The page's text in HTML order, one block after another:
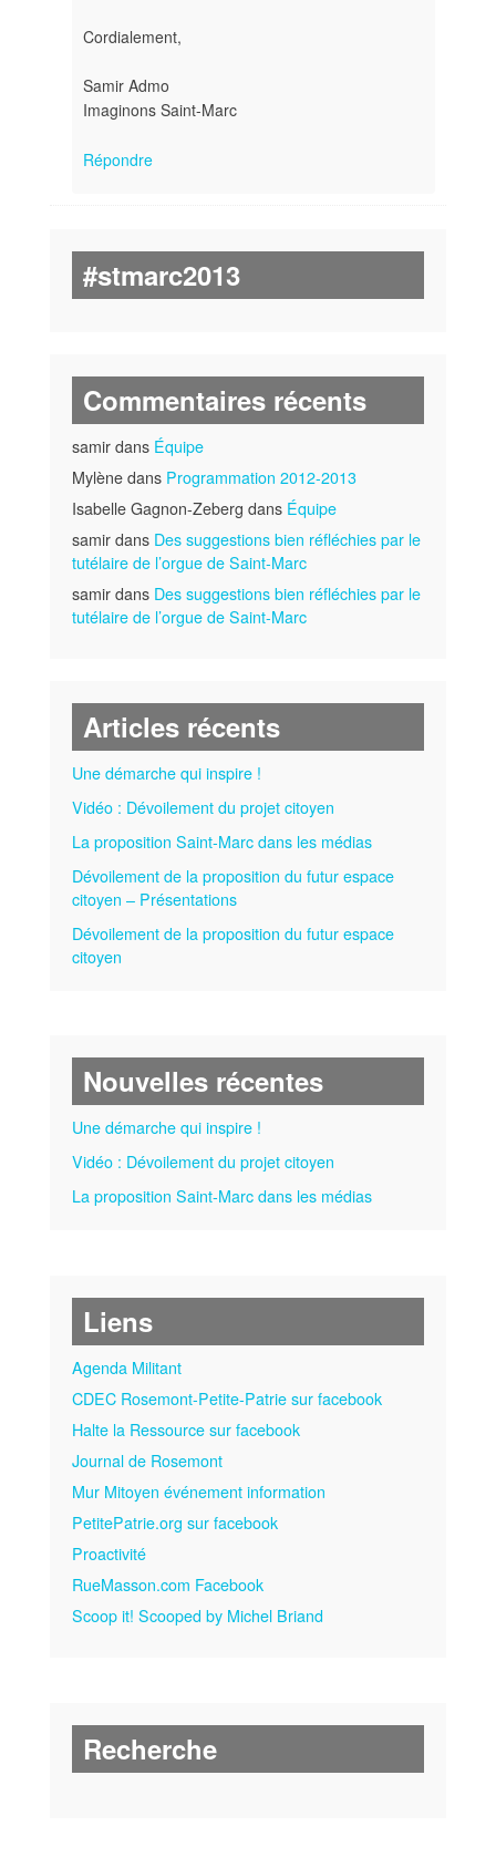
Cordialement,
Samir Admo
Imaginons Saint-Marc
Répondre
#stmarc2013
Commentaires récents
samir dans Équipe
Mylène dans Programmation 2012-2013
Isabelle Gagnon-Zeberg dans Équipe
samir dans Des suggestions bien réfléchies par le
tutélaire de l’orgue de Saint-Marc
samir dans Des suggestions bien réfléchies par le
tutélaire de l’orgue de Saint-Marc
Articles récents
Une démarche qui inspire !
Vidéo : Dévoilement du projet citoyen
La proposition Saint-Marc dans les médias
Dévoilement de la proposition du futur espace
citoyen – Présentations
Dévoilement de la proposition du futur espace
citoyen
Nouvelles récentes
Une démarche qui inspire !
Vidéo : Dévoilement du projet citoyen
La proposition Saint-Marc dans les médias
Liens
Agenda Militant
CDEC Rosemont-Petite-Patrie sur facebook
Halte la Ressource sur facebook
Journal de Rosemont
Mur Mitoyen événement information
PetitePatrie.org sur facebook
Proactivité
RueMasson.com Facebook
Scoop it! Scooped by Michel Briand
Recherche